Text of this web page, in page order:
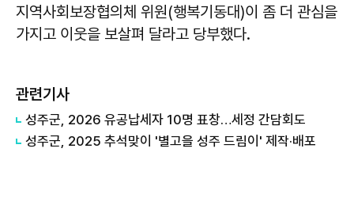
지역사회보장협의체 위원(행복기동대)이 좀 더 관심을
가지고 이웃을 보살펴 달라고 당부했다.
관련기사
성주군, 2026 유공납세자 10명 표창…세정 간담회도
성주군, 2025 추석맞이 '별고을 성주 드림이' 제작·배포